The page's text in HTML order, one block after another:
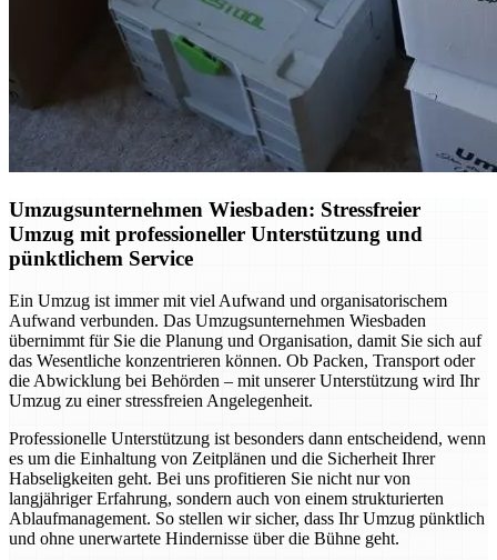
Umzugsunternehmen Wiesbaden: Stressfreier
Umzug mit professioneller Unterstützung und
pünktlichem Service
Ein Umzug ist immer mit viel Aufwand und organisatorischem
Aufwand verbunden. Das Umzugsunternehmen Wiesbaden
übernimmt für Sie die Planung und Organisation, damit Sie sich auf
das Wesentliche konzentrieren können. Ob Packen, Transport oder
die Abwicklung bei Behörden – mit unserer Unterstützung wird Ihr
Umzug zu einer stressfreien Angelegenheit.
Professionelle Unterstützung ist besonders dann entscheidend, wenn
es um die Einhaltung von Zeitplänen und die Sicherheit Ihrer
Habseligkeiten geht. Bei uns profitieren Sie nicht nur von
langjähriger Erfahrung, sondern auch von einem strukturierten
Ablaufmanagement. So stellen wir sicher, dass Ihr Umzug pünktlich
und ohne unerwartete Hindernisse über die Bühne geht.